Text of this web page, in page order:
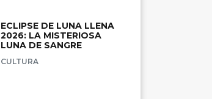
ECLIPSE DE LUNA LLENA
2026: LA MISTERIOSA
LUNA DE SANGRE
CULTURA